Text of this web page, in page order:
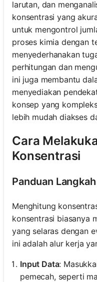
larutan, dan
konsentrasi yang
untuk mengontrol
proses kimia dengan
menyederhanakan
perhitungan dan
ini juga membantu
menyediakan
konsep yang
lebih mudah diakses
Cara
Konsentrasi
Panduan
Menghitung
konsentrasi biasanya
yang selaras dengan
ini adalah alur kerja
Input Data:
pemecah, seperti